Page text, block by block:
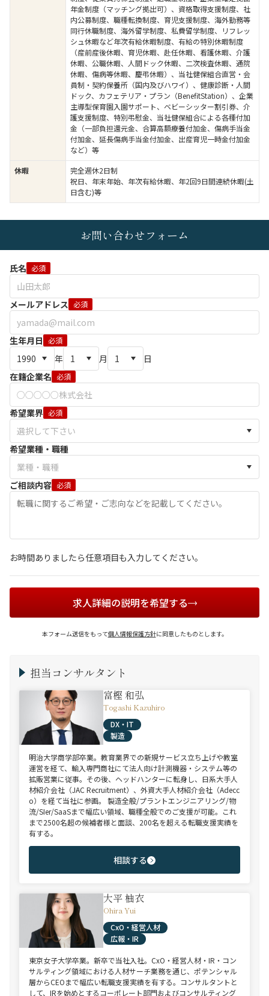
年金制度（マッチング拠出可）、資格取得支援制度、社
内公募制度、職種転換制度、育児支援制度、海外勤務等
同行休職制度、海外留学制度、私費留学制度、リフレッ
シュ休暇など年次有給休暇制度、有給の特別休暇制度
（産前産後休暇、育児休暇、赴任休暇、看護休暇、介護
休暇、公職休暇、人間ドック休暇、二次検査休暇、通院
休暇、傷病等休暇、慶弔休暇）、当社健保組合直営・会
員制・契約保養所（国内及びハワイ）、健康診断・人間
ドック、カフェテリア・プラン（BenefitStation）、企業
主導型保育園入園サポート、ベビーシッター割引券、介
護支援制度、特別弔慰金、当社健保組合による各種付加
金（一部負担還元金、合算高額療養付加金、傷病手当金
付加金、延長傷病手当金付加金、出産育児一時金付加金
など）等
休暇
完全週休2日制
祝日、年末年始、年次有給休暇、年2回9日間連続休暇(土
日含む)等
お問い合わせフォーム
氏名 必須
メールアドレス 必須
生年月日 必須
年 月
日
在籍企業名 必須
希望業界 必須
希望業種・職種
ご相談内容 必須
お時間ありましたら任意項目も入力してください。
求人詳細の説明を希望する
本フォーム送信をもって個人情報保護方針に同意したものとします。
担当コンサルタント
富樫 和弘
Togashi Kazuhiro
DX・IT
製造
明治大学商学部卒業。教育業界での新規サービス立ち上げや教室
運営を経て、輸入専門商社にて法人向け計測機器・システム等の
拡販営業に従事。その後、ヘッドハンターに転身し、日系大手人
材紹介会社（JAC Recruitment）、外資大手人材紹介会社（Adecc
o）を経て当社に参画。 製造全般/プラントエンジニアリング/物
流/SIer/SaaSまで幅広い領域、職種全般でのご支援が可能。これ
まで2500名超の候補者様と面談、200名を超える転職支援実績を
有する。
相談する
大平 柚衣
Ohira Yui
CxO・経営人材
広報・IR
東京女子大学卒業。新卒で当社入社。CxO・経営人材・IR・コン
サルティング領域における人材サーチ業務を通じ、ポテンシャル
層からCEOまで幅広い転職支援実績を有する。コンサルタントと
して、IRを始めとするコーポレート部門およびコンサルティング